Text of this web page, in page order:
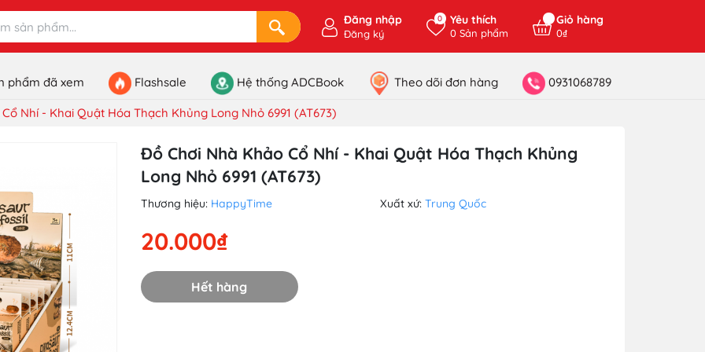
Đăng nhập
Đăng ký
0 Yêu thích
0Sản phẩm
Giỏ hàng
0₫
phẩm đã xem Flashsale Hệ thống ADCBook Theo dõi đơn hàng 0931068789
Nhí - Khai Quật Hóa Thạch Khủng Long Nhỏ 6991 (AT673)
Đồ Chơi Nhà Khảo Cổ Nhí - Khai Quật Hóa Thạch Khủng
Long Nhỏ 6991 (AT673)
Thương hiệu: HappyTime Xuất xứ: Trung Quốc
20.000₫
Hết hàng